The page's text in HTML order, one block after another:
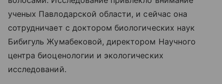
ученых Павлодарской области, и сейчас она
сотрудничает с доктором биологических наук
Бибигуль Жумабековой, директором Научного
центра биоценологии и экологических
исследований.